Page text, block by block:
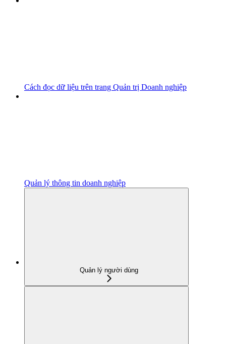
Cách đọc dữ liệu trên trang Quản trị Doanh nghiệp
Quản lý thông tin doanh nghiệp
Quản lý người dùng